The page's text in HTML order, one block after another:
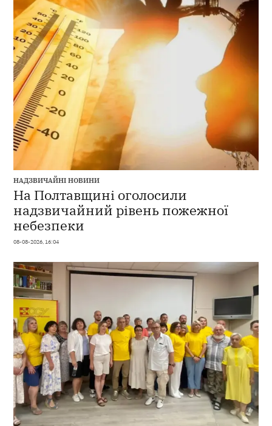
НАДЗВИЧАЙНІ НОВИНИ
На Полтавщині оголосили
надзвичайний рівень пожежної
небезпеки
08-08-2026, 16:04